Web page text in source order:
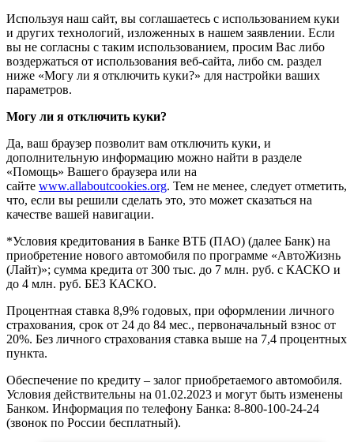
Используя наш сайт, вы соглашаетесь с использованием куки
и других технологий, изложенных в нашем заявлении. Если
вы не согласны с таким использованием, просим Вас либо
воздержаться от использования веб-сайта, либо см. раздел
ниже «Могу ли я отключить куки?» для настройки ваших
параметров.
Могу ли я отключить куки?
Да, ваш браузер позволит вам отключить куки, и
дополнительную информацию можно найти в разделе
«Помощь» Вашего браузера или на
сайте www.allaboutcookies.org. Тем не менее, следует отметить,
что, если вы решили сделать это, это может сказаться на
качестве вашей навигации.
*Условия кредитования в Банке ВТБ (ПАО) (далее Банк) на
приобретение нового автомобиля по программе «АвтоЖизнь
(Лайт)»; сумма кредита от 300 тыс. до 7 млн. руб. с КАСКО и
до 4 млн. руб. БЕЗ КАСКО.
Процентная ставка 8,9% годовых, при оформлении личного
страхования, срок от 24 до 84 мес., первоначальный взнос от
20%. Без личного страхования ставка выше на 7,4 процентных
пункта.
Обеспечение по кредиту – залог приобретаемого автомобиля.
Условия действительны на 01.02.2023 и могут быть изменены
Банком. Информация по телефону Банка: 8-800-100-24-24
(звонок по России бесплатный).